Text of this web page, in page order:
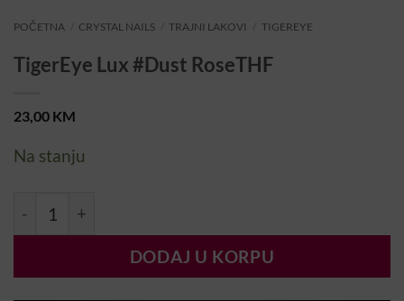
POČETNA CRYSTAL NAILS TRAJNI LAKOVI TIGEREYE
TigerEye Lux #Dust RoseTHF
23,00 KM
Na stanju
DODAJ U KORPU